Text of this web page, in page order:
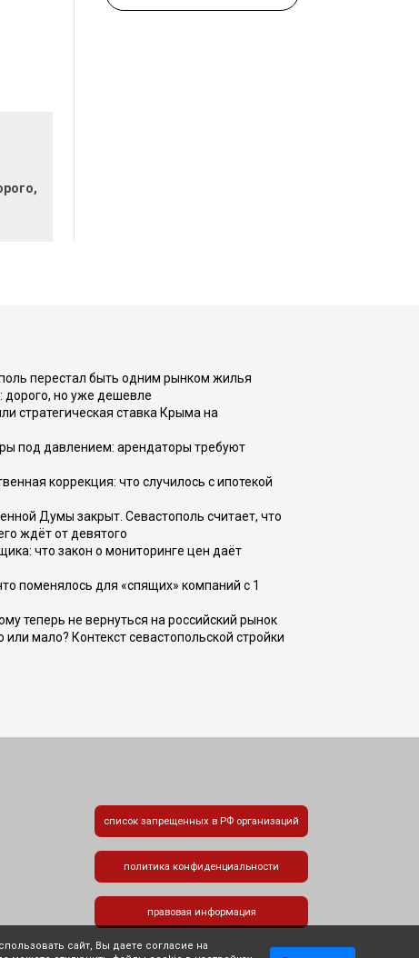
перестал быть одним рынком жилья
дорого, но уже дешевле
стратегическая ставка Крыма на
под давлением: арендаторы требуют
коррекция: что случилось с ипотекой
Думы закрыт. Севастополь считает, что
ждёт от девятого
что закон о мониторинге цен даёт
поменялось для «спящих» компаний с 1
теперь не вернуться на российский рынок
мало? Контекст севастопольской стройки
список запрещенных в РФ организаций
политика конфиденциальности
правовая информация
сайт, Вы даете согласие на